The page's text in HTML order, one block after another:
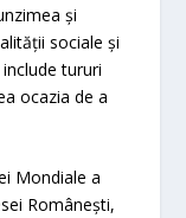
și
sociale și
tururi
ocazia de a
Mondiale a
Românești,